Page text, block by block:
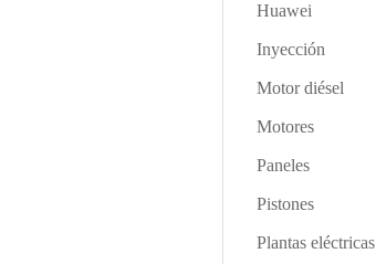
Huawei
Inyección
Motor diésel
Motores
Paneles
Pistones
Plantas eléctricas